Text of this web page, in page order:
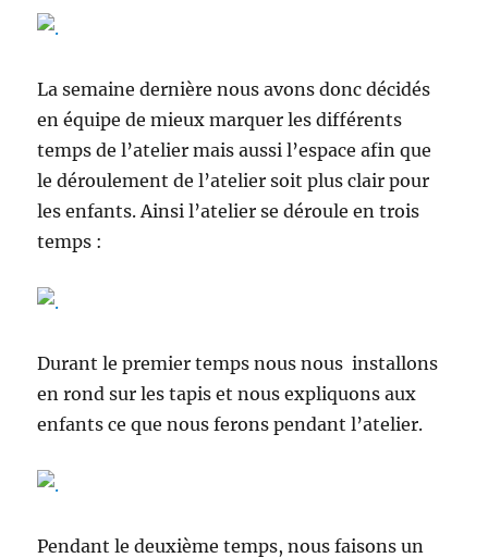
La semaine dernière nous avons donc décidés
en équipe de mieux marquer les différents
temps de l’atelier mais aussi l’espace afin que
le déroulement de l’atelier soit plus clair pour
les enfants. Ainsi l’atelier se déroule en trois
temps :
Durant le premier temps nous nous installons
en rond sur les tapis et nous expliquons aux
enfants ce que nous ferons pendant l’atelier.
Pendant le deuxième temps, nous faisons un